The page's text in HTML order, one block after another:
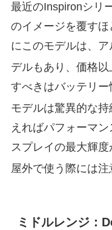
最近のInspironシリ
のイメージを覆す
にこのモデルは、
デルもあり、価格
すべきはバッテリ
モデルは驚異的な
えればパフォーマ
スプレイの最大輝
屋外で使う際には
ミドルレンジ：